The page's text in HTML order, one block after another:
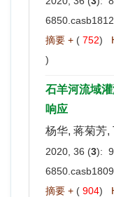
摘要 + ( 752)
)
石羊河流域
响应
杨华, 蒋菊芳,
2020, 36 (3):
摘要 + ( 904)